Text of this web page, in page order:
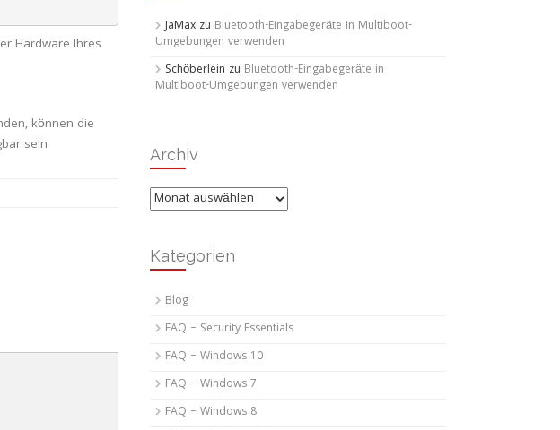
Hardware Ihres
können die
sein
JaMax zu Bluetooth-Eingabegeräte in Multiboot-
Umgebungen verwenden
Schöberlein zu Bluetooth-Eingabegeräte in
Multiboot-Umgebungen verwenden
Archiv
Archiv
Kategorien
Blog
FAQ – Security Essentials
FAQ – Windows 10
FAQ – Windows 7
FAQ – Windows 8